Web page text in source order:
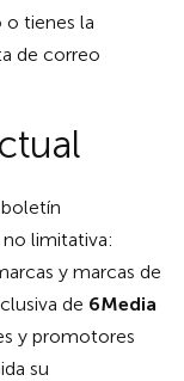
o tienes la
de correo
limitativa:
y marcas de
de 6Media
y promotores
su